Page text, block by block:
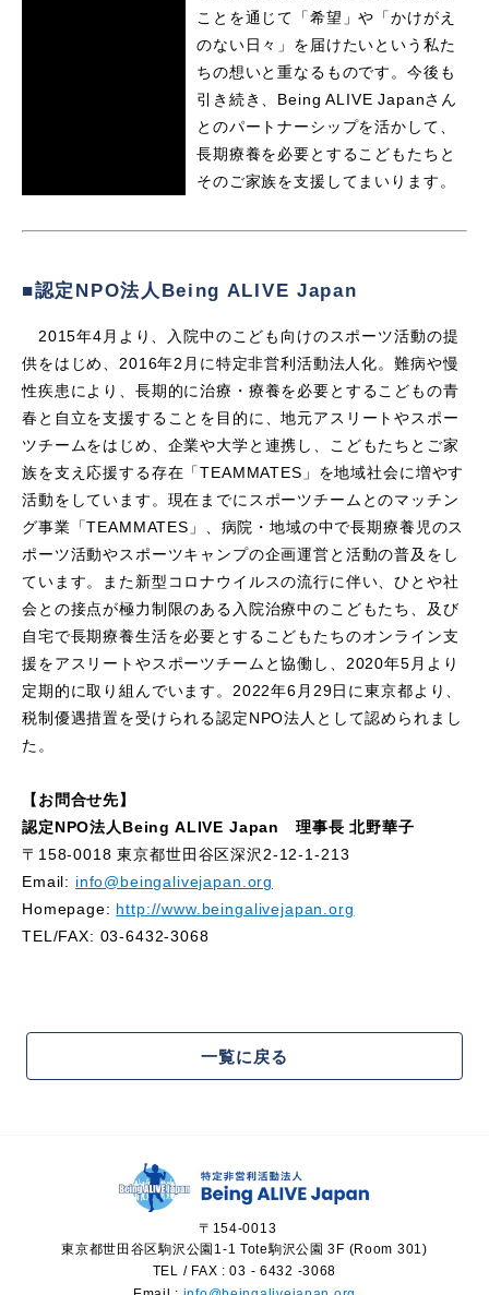
ことを通じて「希望」や「かけがえ
のない日々」を届けたいという私た
ちの想いと重なるものです。今後も
引き続き、Being ALIVE Japanさん
とのパートナーシップを活かして、
長期療養を必要とするこどもたちと
そのご家族を支援してまいります。
■認定NPO法人Being ALIVE Japan
2015年4月より、入院中のこども向けのスポーツ活動の提
供をはじめ、2016年2月に特定非営利活動法人化。難病や慢
性疾患により、長期的に治療・療養を必要とするこどもの青
春と自立を支援することを目的に、地元アスリートやスポー
ツチームをはじめ、企業や大学と連携し、こどもたちとご家
族を支え応援する存在「TEAMMATES」を地域社会に増やす
活動をしています。現在までにスポーツチームとのマッチン
グ事業「TEAMMATES」、病院・地域の中で長期療養児のス
ポーツ活動やスポーツキャンプの企画運営と活動の普及をし
ています。また新型コロナウイルスの流行に伴い、ひとや社
会との接点が極力制限のある入院治療中のこどもたち、及び
自宅で長期療養生活を必要とするこどもたちのオンライン支
援をアスリートやスポーツチームと協働し、2020年5月より
定期的に取り組んでいます。2022年6月29日に東京都より、
税制優遇措置を受けられる認定NPO法人として認められまし
た。
【お問合せ先】
認定NPO法人Being ALIVE Japan 理事長 北野華子
〒158-0018 東京都世田谷区深沢2-12-1-213
Email: info@beingalivejapan.org
Homepage: http://www.beingalivejapan.org
TEL/FAX: 03-6432-3068
一覧に戻る
〒154-0013
東京都世田谷区駒沢公園1-1 Tote駒沢公園 3F (Room 301)
TEL / FAX :03 - 6432 -3068